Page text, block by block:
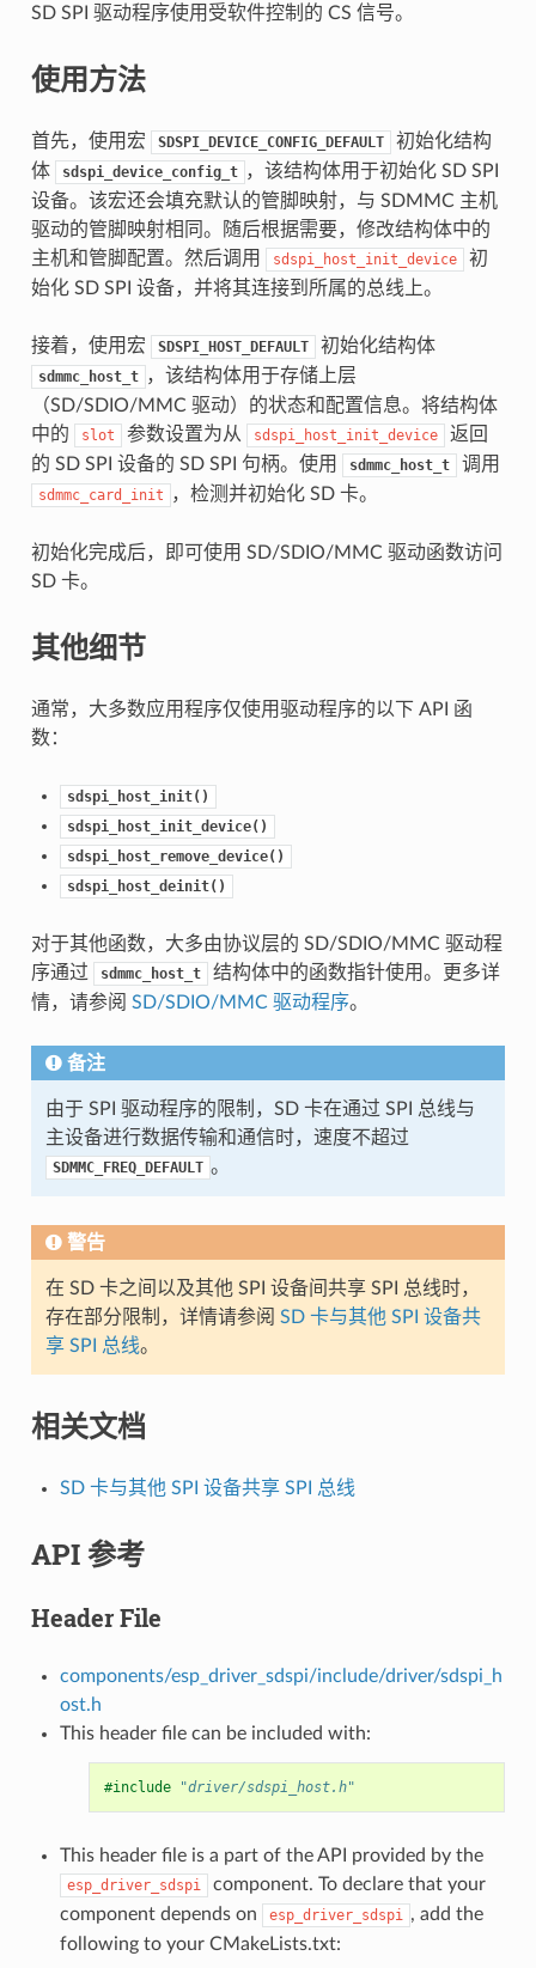
SD SPI 驱动程序使用受软件控制的 CS 信号。
使用方法
首先，使用宏 SDSPI_DEVICE_CONFIG_DEFAULT
初始化结构
体
sdspi_device_config_t ，该结构体用于初始化 SD SPI
设备。该宏还会填充默认的管脚映射，与 SDMMC 主机
驱动的管脚映射相同。随后根据需要，修改结构体中的
主机和管脚配置。然后调用
sdspi_host_init_device
初
始化 SD SPI 设备，并将其连接到所属的总线上。
接着，使用宏 SDSPI_HOST_DEFAULT 初始化结构体
sdmmc_host_t ，该结构体用于存储上层
（SD/SDIO/MMC 驱动）的状态和配置信息。将结构体
中的
slot 参数设置为从 sdspi_host_init_device
返回
的 SD SPI 设备的 SD SPI 句柄。使用
sdmmc_host_t 调用
sdmmc_card_init ，检测并初始化 SD 卡。
初始化完成后，即可使用 SD/SDIO/MMC 驱动函数访问
SD 卡。
其他细节
通常，大多数应用程序仅使用驱动程序的以下 API 函
数：
sdspi_host_init()
sdspi_host_init_device()
sdspi_host_remove_device()
sdspi_host_deinit()
对于其他函数，大多由协议层的 SD/SDIO/MMC 驱动程
序通过
sdmmc_host_t
结构体中的函数指针使用。更多详
情，请参阅 SD/SDIO/MMC 驱动程序。
备注
由于 SPI 驱动程序的限制，SD 卡在通过 SPI 总线与
主设备进行数据传输和通信时，速度不超过
SDMMC_FREQ_DEFAULT 。
警告
在 SD 卡之间以及其他 SPI 设备间共享 SPI 总线时，
存在部分限制，详情请参阅 SD 卡与其他 SPI 设备共
享 SPI 总线。
相关文档
SD 卡与其他 SPI 设备共享 SPI 总线
API 参考
Header File
components/esp_driver_sdspi/include/driver/sdspi_h
ost.h
This header file can be included with:
#include "driver/sdspi_host.h"
This header file is a part of the API provided by the
esp_driver_sdspi
component. To declare that your
component depends on
esp_driver_sdspi , add the
following to your CMakeLists.txt: